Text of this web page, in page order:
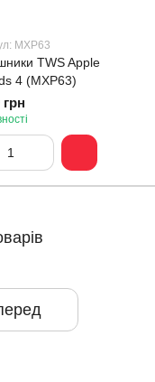
MXP63
TWS Apple
4 (MXP63)
грн